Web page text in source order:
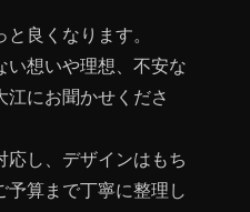
良くなります。
い想いや理想、不安な
江にお聞かせくださ
応し、デザインはもち
予算まで丁寧に整理し